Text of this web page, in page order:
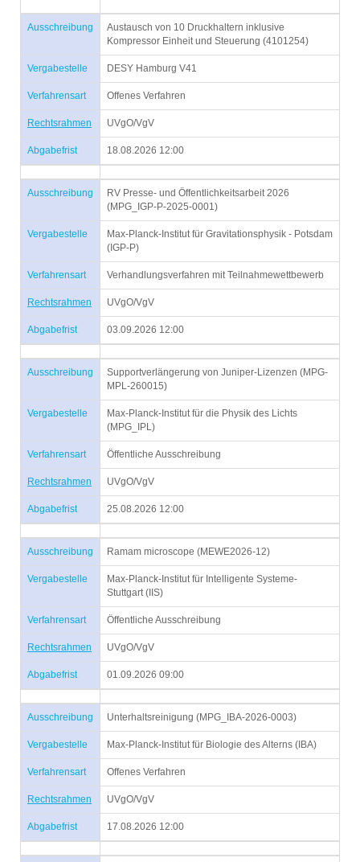
Ausschreibung
Austausch von 10 Druckhaltern inklusive
Kompressor Einheit und Steuerung (4101254)
Vergabestelle DESY Hamburg V41
Verfahrensart Offenes Verfahren
Rechtsrahmen UVgO/VgV
Abgabefrist 18.08.2026 12:00
Ausschreibung
RV Presse- und Öffentlichkeitsarbeit 2026
(MPG_IGP-P-2025-0001)
Vergabestelle
Max-Planck-Institut für Gravitationsphysik - Potsdam
(IGP-P)
Verfahrensart Verhandlungsverfahren mit Teilnahmewettbewerb
Rechtsrahmen UVgO/VgV
Abgabefrist 03.09.2026 12:00
Ausschreibung
Supportverlängerung von Juniper-Lizenzen (MPG-
MPL-260015)
Vergabestelle
Max-Planck-Institut für die Physik des Lichts
(MPG_IPL)
Verfahrensart Öffentliche Ausschreibung
Rechtsrahmen UVgO/VgV
Abgabefrist 25.08.2026 12:00
Ausschreibung Ramam microscope (MEWE2026-12)
Vergabestelle
Max-Planck-Institut für Intelligente Systeme-
Stuttgart (IIS)
Verfahrensart Öffentliche Ausschreibung
Rechtsrahmen UVgO/VgV
Abgabefrist 01.09.2026 09:00
Ausschreibung Unterhaltsreinigung (MPG_IBA-2026-0003)
Vergabestelle Max-Planck-Institut für Biologie des Alterns (IBA)
Verfahrensart Offenes Verfahren
Rechtsrahmen UVgO/VgV
Abgabefrist 17.08.2026 12:00